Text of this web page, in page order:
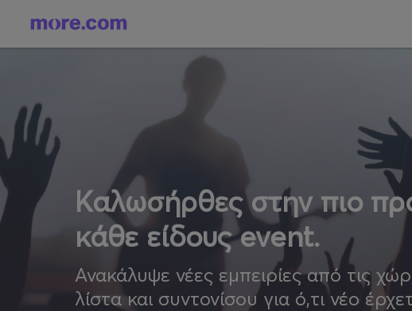
Καλωσήρθες στην πιο
κάθε είδους event.
Ανακάλυψε νέες εμπειρίες από τις
λίστα και συντονίσου για ό,τι νέο